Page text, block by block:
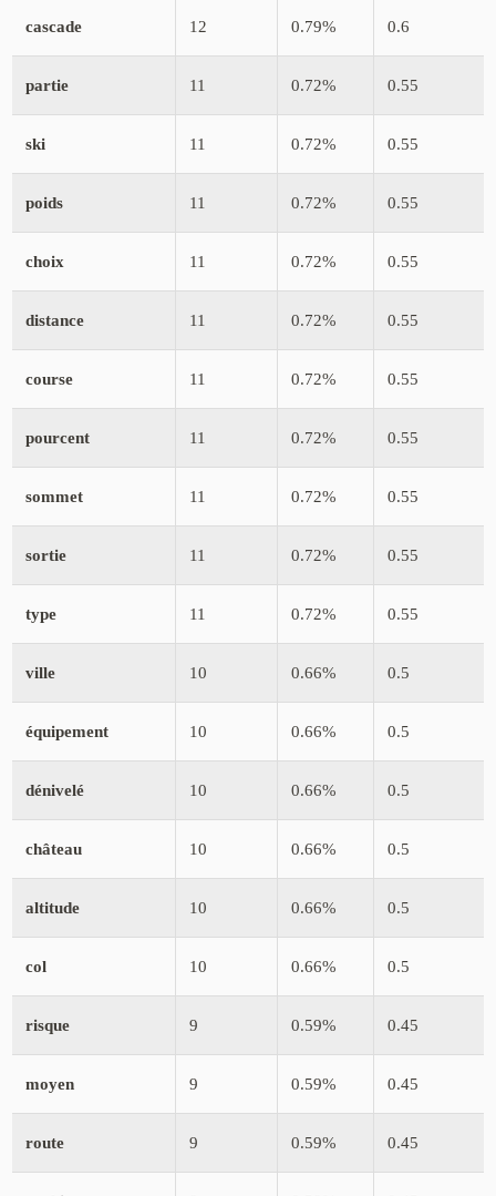
cascade 12 0.79% 0.6
partie 11 0.72% 0.55
ski 11 0.72% 0.55
poids 11 0.72% 0.55
choix 11 0.72% 0.55
distance 11 0.72% 0.55
course 11 0.72% 0.55
pourcent 11 0.72% 0.55
sommet 11 0.72% 0.55
sortie 11 0.72% 0.55
type 11 0.72% 0.55
ville 10 0.66% 0.5
équipement 10 0.66% 0.5
dénivelé 10 0.66% 0.5
château 10 0.66% 0.5
altitude 10 0.66% 0.5
col 10 0.66% 0.5
risque 9 0.59% 0.45
moyen 9 0.59% 0.45
route 9 0.59% 0.45